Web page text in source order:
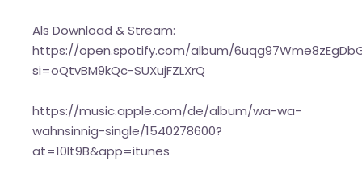
Als Download & Stream:
https://open.spotify.com/album/
si=oQtvBM9kQc-SUXujFZLXrQ
https://music.apple.com/de/album/wa-wa-
wahnsinnig-single/1540278600?
at=10lt9B&app=itunes